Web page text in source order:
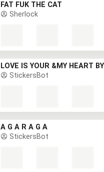
FAT FUK THE CAT
Sherlock
LOVE IS YOUR &MY HEART
StickersBot
A G A R A G Ã
StickersBot